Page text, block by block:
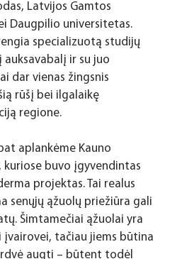
Latvijos Gamtos
Daugpilio universitetas.
specializuotą studijų
auksavabalį ir su juo
dar vienas žingsnis
rūšį bei ilgalaikę
regione.
aplankėme Kauno
buvo įgyvendintas
projektas. Tai realus
senųjų ąžuolų priežiūra gali
Šimtamečiai ąžuolai yra
tačiau jiems būtina
augti – būtent todėl